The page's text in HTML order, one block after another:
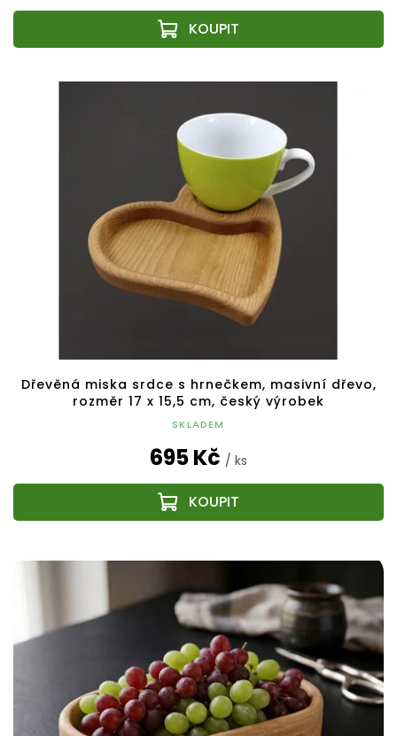
Dřevěná miska srdce s hrnečkem, masivní dřevo,
rozměr 17 x 15,5 cm, český výrobek
SKLADEM
695 Kč / ks